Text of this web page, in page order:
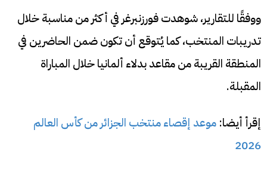
ووفقًا للتقارير، شوهدت فورزنبرغر في أكثر من مناسبة خلال
تدريبات المنتخب، كما يُتوقع أن تكون ضمن الحاضرين في
المنطقة القريبة من مقاعد بدلاء ألمانيا خلال المباراة
المقبلة.
إقرأ أيضا: موعد إقصاء منتخب الجزائر من كأس العالم
2026